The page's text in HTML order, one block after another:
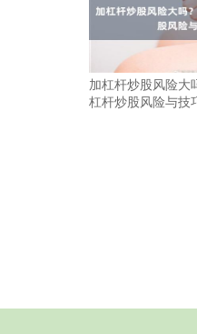
加杠杆炒股风险大
杠杆炒股风险与技